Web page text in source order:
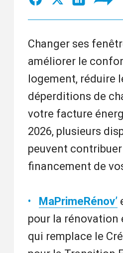
Changer ses
améliorer le
logement, réduire
déperditions de
votre facture
2026, plusieurs
peuvent contribuer
financement de
MaPrimeRénov’
pour la rénovation
qui remplace le